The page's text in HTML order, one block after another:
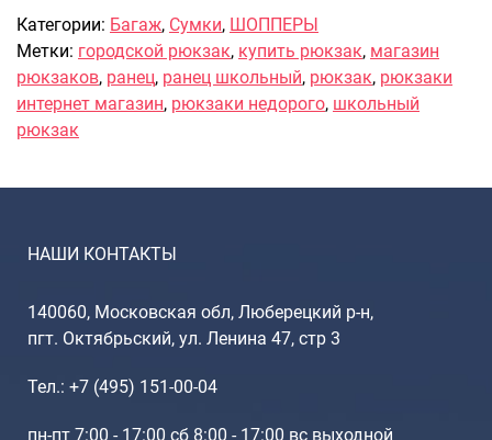
Распродажа
Сумки
Сумки колесные
Сумки спортивные
Сумки детские
Рюкзаки
Рюкзаки городские
Категории: Багаж, Сумки, ШОППЕРЫ
Метки: городской рюкзак, купить рюкзак, магазин
рюкзаков, ранец, ранец школьный, рюкзак, рюкзаки
интернет магазин, рюкзаки недорого, школьный
рюкзак
НАШИ КОНТАКТЫ
140060, Московская обл, Люберецкий р-н,
пгт. Октябрьский, ул. Ленина 47, стр 3
Тел.: +7 (495) 151-00-04
пн-пт 7:00 - 17:00 сб 8:00 - 17:00 вс выходной